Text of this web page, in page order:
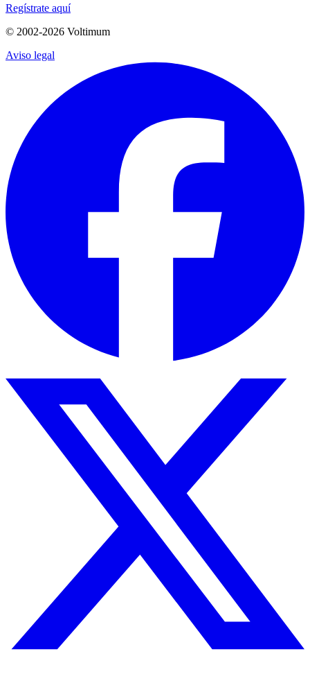
Regístrate aquí
© 2002-2026 Voltimum
Aviso legal